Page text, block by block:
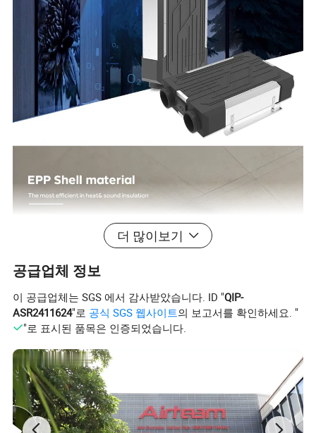
더 많이보기
공급업체 정보
이 공급업체는 SGS 에서 감사받았습니다. ID "QIP-
ASR2411624"로 공식 SGS 웹사이트의 보고서를 확인하세요. "
"로 표시된 품목은 인증되었습니다.